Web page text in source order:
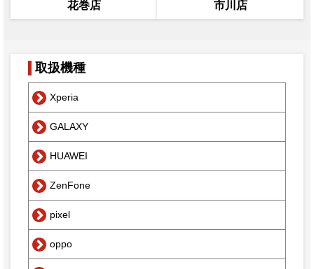
花巻店 市川店
取扱機種
Xperia
GALAXY
HUAWEI
ZenFone
pixel
oppo